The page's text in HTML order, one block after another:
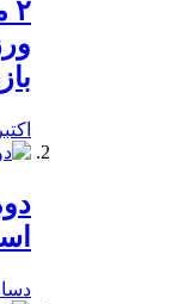
اکتبر 12, 2023
دسامبر